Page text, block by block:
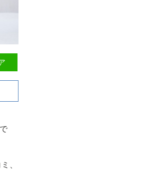
、